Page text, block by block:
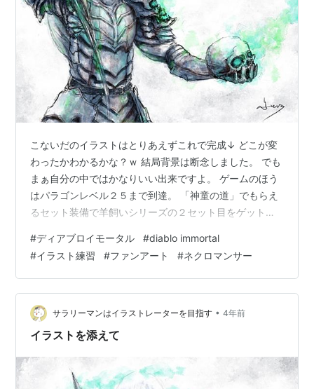
こないだのイラストはとりあえずこれで完成↓ どこが変
わったかわかるかな？ｗ 結局背景は断念しました。 でも
まぁ自分の中ではかなりいい出来ですよ。 ゲームのほう
はパラゴンレベル２５まで到達。 「神童の道」でもらえ
るセット装備で羊飼いシリーズの２セット目をゲット。
リア」がドロップ♪ しかも能力値３つ持ちの魔力２つ持
ち。 これで大幅に強化されたし将軍ビルドもだいぶとと
のってきました。 さてパラゴンレベルが２５まで達した
わけですが実は一切パラゴンに割り振っていません。 な
ぜかというとパラゴンレベル５０に達すると「財宝探
し」のパラゴンがアンロックされる…
#ディアブロイモータル #diablo immortal
#イラスト練習 #ファンアート #ネクロマンサー
サラリーマンはイラストレーターを目指す • 4年前
イラストを添えて